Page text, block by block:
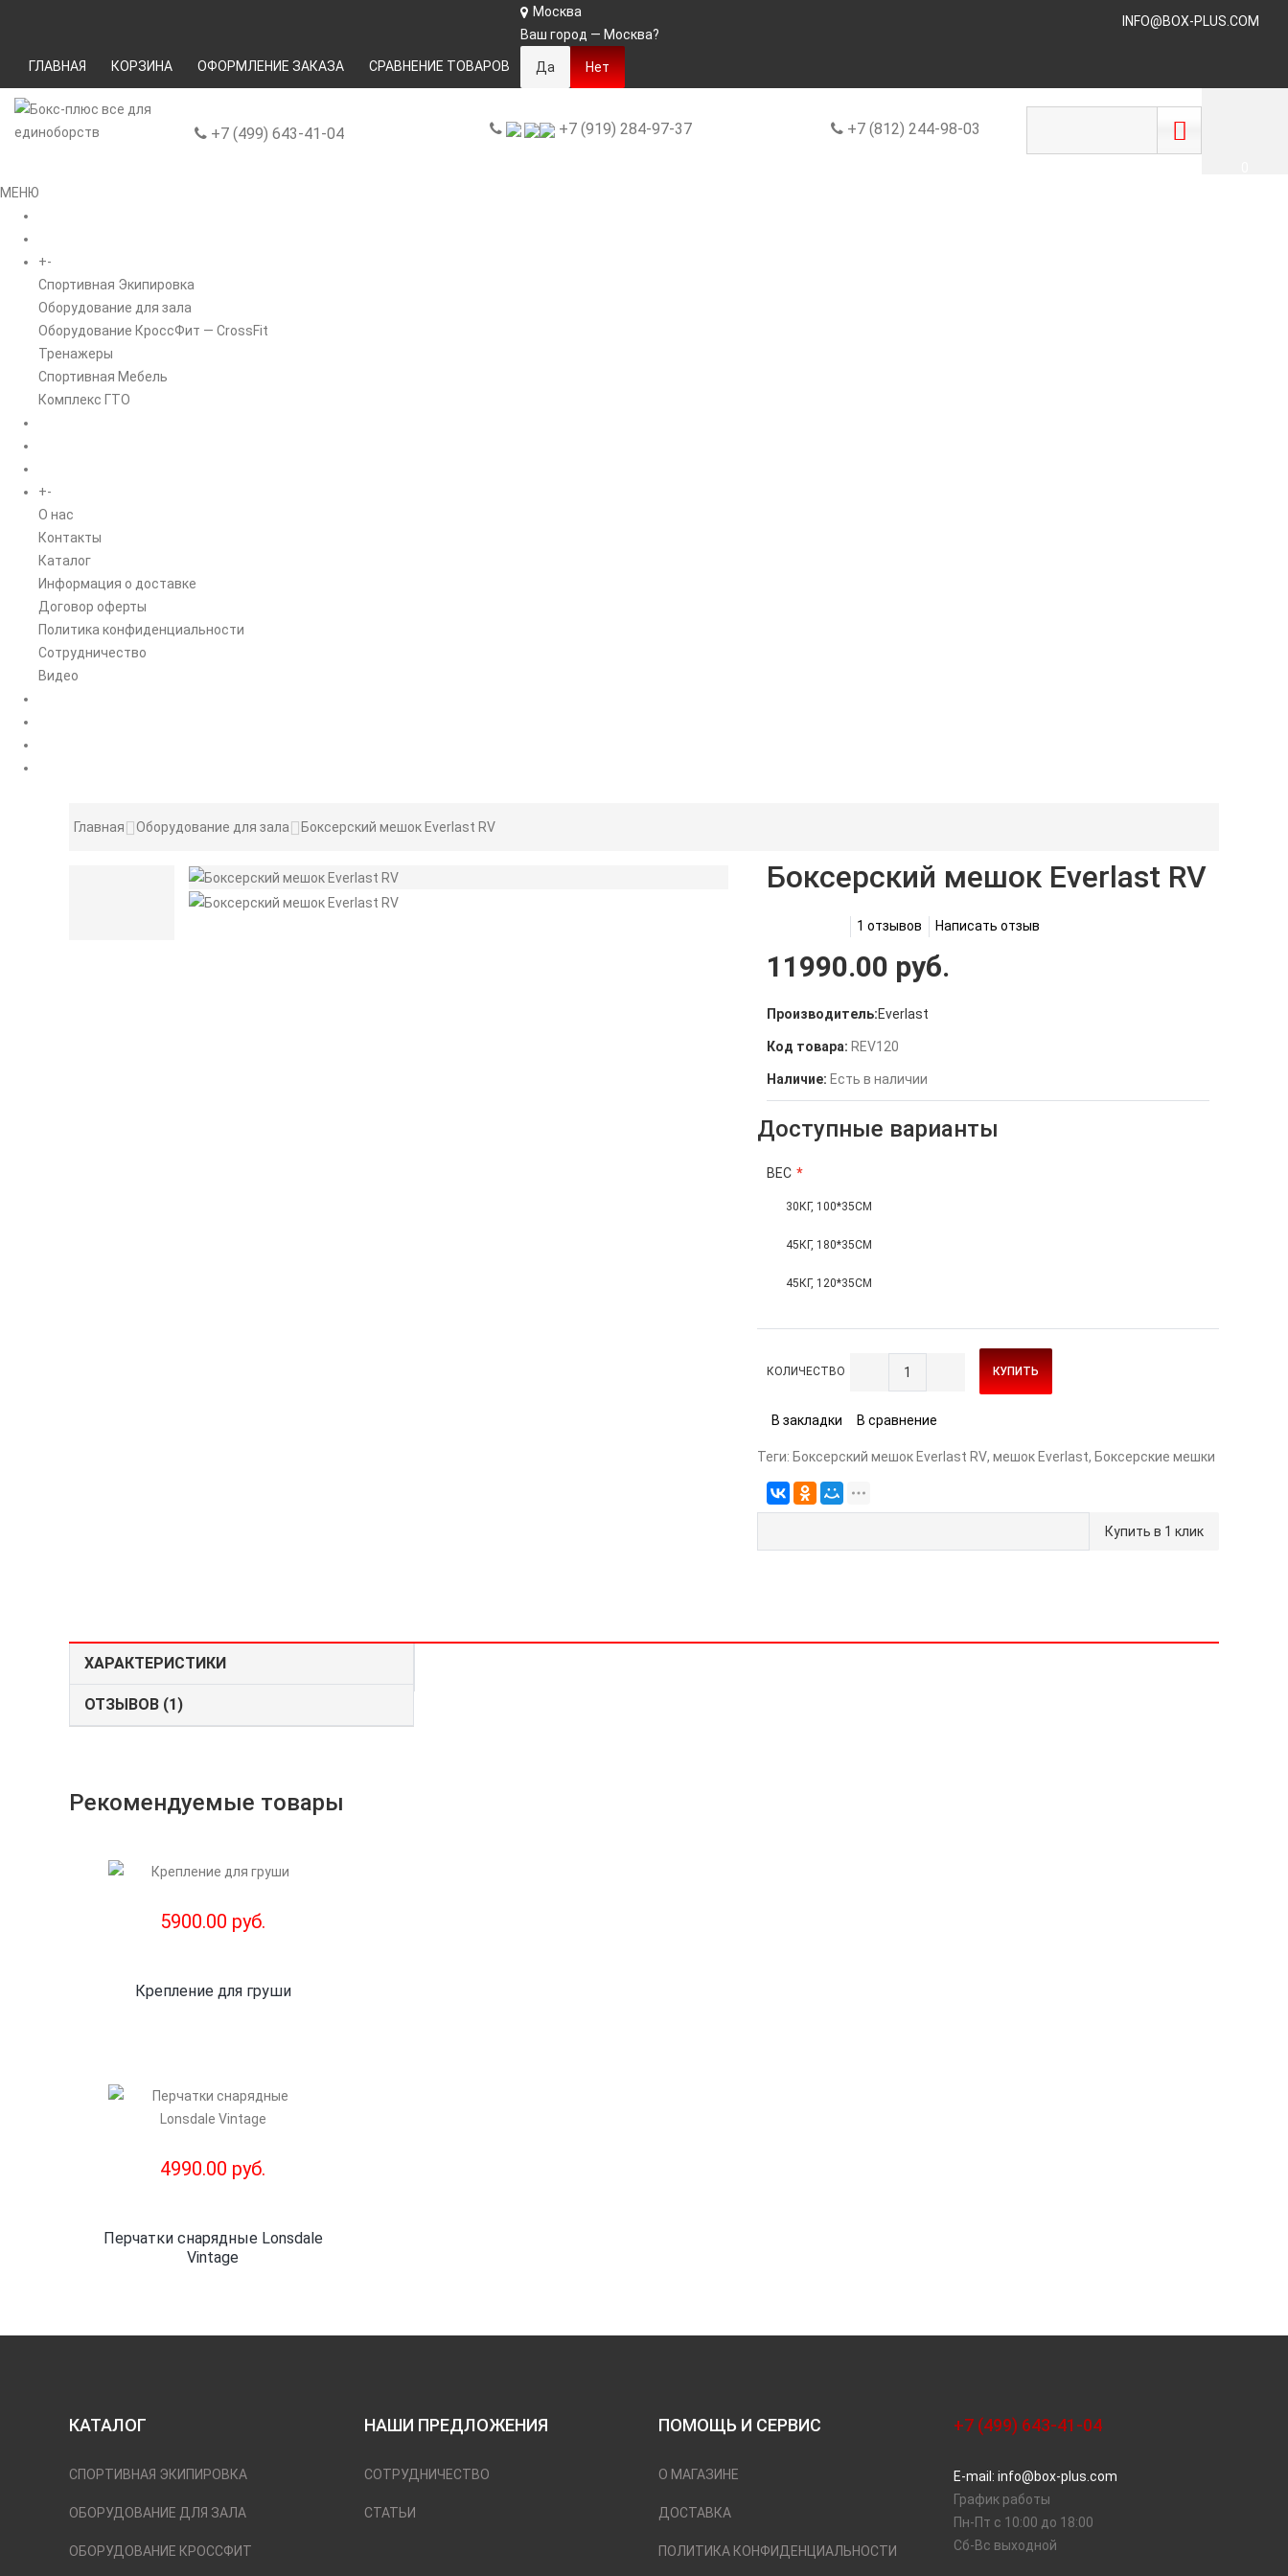
ГЛАВНАЯ КОРЗИНА ОФОРМЛЕНИЕ ЗАКАЗА СРАВНЕНИЕ ТОВАРОВ
Москва
Ваш город — Москва?
INFO@BOX-PLUS.COM
+7 (499) 643-41-04 +7 (919) 284-97-37 +7 (812) 244-98-03
МЕНЮ
+-
Спортивная Экипировка
Оборудование для зала
Оборудование КроссФит — CrossFit
Тренажеры
Спортивная Мебель
Комплекс ГТО
+-
O нас
Контакты
Каталог
Информация о доставке
Договор оферты
Политика конфиденциальности
Сотрудничество
Видео
Главная Оборудование для зала Боксерский мешок Everlast RV
Боксерский мешок Everlast RV
1 отзывов Написать отзыв
11990.00 руб.
Производитель:Everlast
Код товара: REV120
Наличие: Есть в наличии
Доступные варианты
ВЕС
30КГ, 100*35СМ
45КГ, 180*35СМ
45КГ, 120*35СМ
КОЛИЧЕСТВО КУПИТЬ
В закладки В сравнение
Теги: Боксерский мешок Everlast RV, мешок Everlast, Боксерские мешки
Купить в 1 клик
ХАРАКТЕРИСТИКИ
ОТЗЫВОВ (1)
Рекомендуемые товары
5900.00 руб.
Крепление для груши
4990.00 руб.
Перчатки снарядные Lonsdale
Vintage
КАТАЛОГ
СПОРТИВНАЯ ЭКИПИРОВКА
ОБОРУДОВАНИЕ ДЛЯ ЗАЛА
ОБОРУДОВАНИЕ КРОССФИТ
НАШИ ПРЕДЛОЖЕНИЯ
СОТРУДНИЧЕСТВО
СТАТЬИ
ПОМОЩЬ И СЕРВИС
О МАГАЗИНЕ
ДОСТАВКА
ПОЛИТИКА КОНФИДЕНЦИАЛЬНОСТИ
+7 (499) 643-41-04
E-mail: info@box-plus.com
График работы
Пн-Пт с 10:00 до 18:00
Сб-Вс выходной